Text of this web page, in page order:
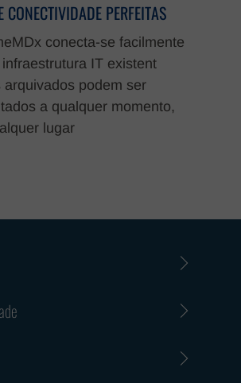
CONECTIVIDADE PERFEITAS
conecta-se facilmente
IT existent
arquivados podem ser
a qualquer momento,
lugar